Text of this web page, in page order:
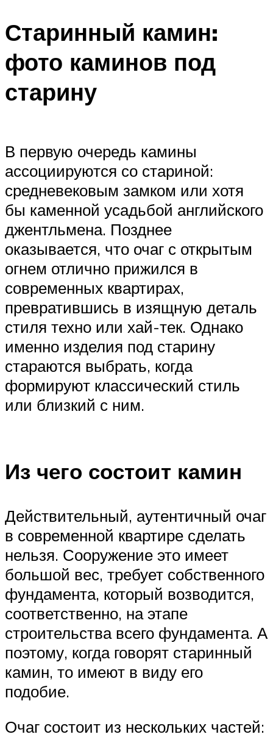
Старинный камин:
фото каминов под
старину
В первую очередь камины
ассоциируются со стариной:
средневековым замком или хотя
бы каменной усадьбой английского
джентльмена. Позднее
оказывается, что очаг с открытым
огнем отлично прижился в
современных квартирах,
превратившись в изящную деталь
стиля техно или хай-тек. Однако
именно изделия под старину
стараются выбрать, когда
формируют классический стиль
или близкий с ним.
Из чего состоит камин
Действительный, аутентичный очаг
в современной квартире сделать
нельзя. Сооружение это имеет
большой вес, требует собственного
фундамента, который возводится,
соответственно, на этапе
строительства всего фундамента. А
поэтому, когда говорят старинный
камин, то имеют в виду его
подобие.
Очаг состоит из нескольких частей: